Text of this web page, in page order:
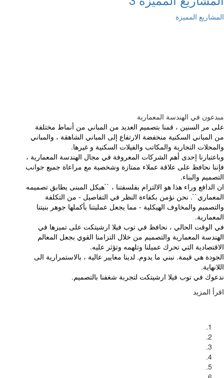
المشاريع المميزة
مبدعون في الهندسة المعمارية
على مر السنين ، قمنا بتصميم العديد من المباني من أنماط مختلفة
من المباني السكنية منخفضة الارتفاع إلى المباني الشاهقة ، والمباني
والمحلات التجارية والمكاتب والفيلات السكنية و غيرها.
وباعتبارنا إحدى أهم الشركات المعروفة في مجال الهندسة المعمارية ،
فإننا نحافظ على علاقة عملاء ممتازة وشخصية مع مراعاة جميع جوانب
التصميم والبناء.
ان الدافع وراء هذا هو الالتزام بفلسفتنا ، ``هيكل المبنى يطابق تصميمه
المعماري``. نحن نؤمن بكفاءة النظر في التفاصيل - من التكلفة
والتصميم والمخاوف الهيكلية - مما يجعل عمليتنا بأكملها جوهر بنيتنا
المعمارية.
في الوقت الحالي ، نحافظ في توب فيلا ارشيتكت على تميزها في
الهندسة المعمارية والتصميم من خلال التزامنا القوي بجعل المعالم
الاقتصادية التي تحرك عميلنا وتلهمه وتؤثر عليه.
الجودة هي قيمة. نبني ما يدوم. لدينا معايير عالية ، بالاستمرارية الى
اللانهاية.
ندعوك في توب فيلا ارشيتكت لتجربة شغفنا بالتصميم.
اقرأ المزيد